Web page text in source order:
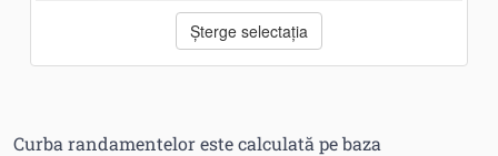
Curba randamentelor este calculată pe baza